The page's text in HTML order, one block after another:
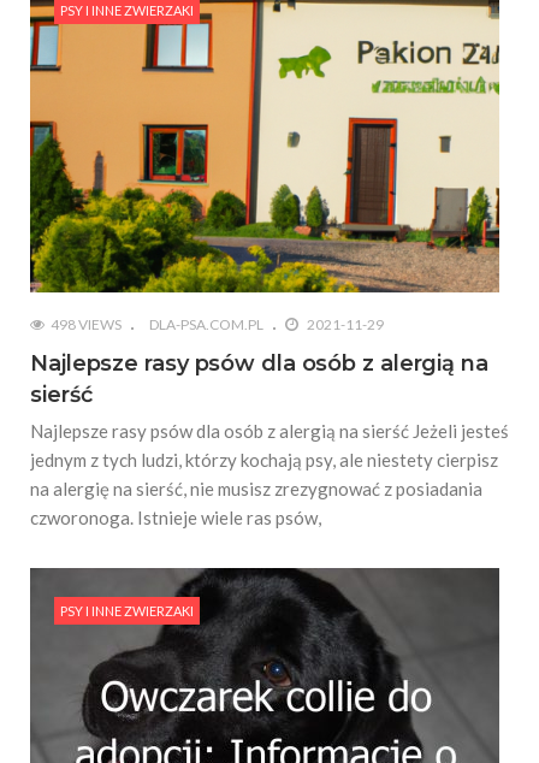
PSY I INNE ZWIERZAKI
498 VIEWS DLA-PSA.COM.PL 2021-11-29
Najlepsze rasy psów dla osób z alergią na
sierść
Najlepsze rasy psów dla osób z alergią na sierść Jeżeli jesteś
jednym z tych ludzi, którzy kochają psy, ale niestety cierpisz
na alergię na sierść, nie musisz zrezygnować z posiadania
czworonoga. Istnieje wiele ras psów,
PSY I INNE ZWIERZAKI